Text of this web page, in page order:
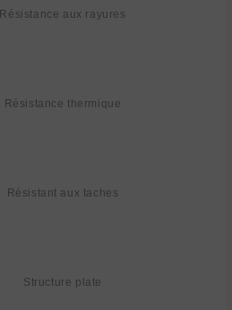
Résistance aux rayures
Résistance thermique
Résistant aux taches
Structure plate